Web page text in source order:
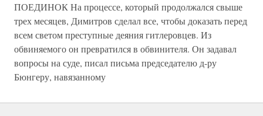
ПОЕДИНОК На процессе, который продолжался свыше
трех месяцев, Димитров сделал все, чтобы доказать перед
всем светом преступные деяния гитлеровцев. Из
обвиняемого он превратился в обвинителя. Он задавал
вопросы на суде, писал письма председателю д-ру
Бюнгеру, навязанному